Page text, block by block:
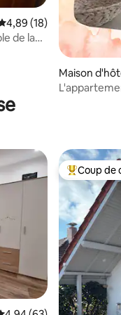
moyenne sur
4,89 (18)
de la
Maison
Coups de
Coup de